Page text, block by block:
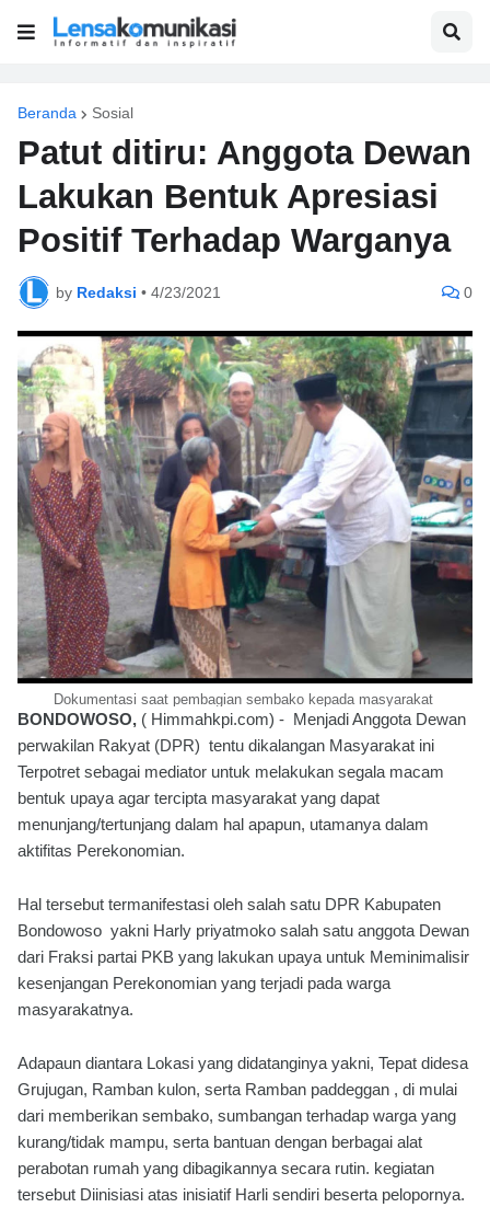
Beranda Sosial
Patut ditiru: Anggota Dewan
Lakukan Bentuk Apresiasi
Positif Terhadap Warganya
by Redaksi • 4/23/2021 0
Dokumentasi saat pembagian sembako kepada masyarakat
BONDOWOSO, ( Himmahkpi.com) - Menjadi Anggota Dewan
perwakilan Rakyat (DPR) tentu dikalangan Masyarakat ini
Terpotret sebagai mediator untuk melakukan segala macam
bentuk upaya agar tercipta masyarakat yang dapat
menunjang/tertunjang dalam hal apapun, utamanya dalam
aktifitas Perekonomian.
Hal tersebut termanifestasi oleh salah satu DPR Kabupaten
Bondowoso yakni Harly priyatmoko salah satu anggota Dewan
dari Fraksi partai PKB yang lakukan upaya untuk Meminimalisir
kesenjangan Perekonomian yang terjadi pada warga
masyarakatnya.
Adapaun diantara Lokasi yang didatanginya yakni, Tepat didesa
Grujugan, Ramban kulon, serta Ramban paddeggan , di mulai
dari memberikan sembako, sumbangan terhadap warga yang
kurang/tidak mampu, serta bantuan dengan berbagai alat
perabotan rumah yang dibagikannya secara rutin. kegiatan
tersebut Diinisiasi atas inisiatif Harli sendiri beserta pelopornya.